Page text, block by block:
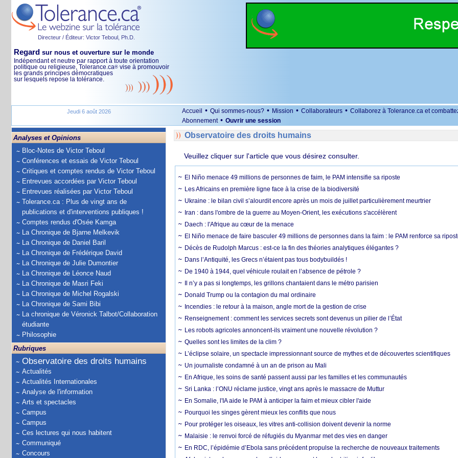
Directeur / Éditeur: Victor Teboul, Ph.D.
Regard sur nous et ouverture sur le monde
Indépendant et neutre par rapport à toute orientation
politique ou religieuse, Tolerance.ca® vise à promouvoir
les grands principes démocratiques
sur lesquels repose la tolérance.
Jeudi 6 août 2026 Accueil • Qui sommes-nous? • Mission • Collaborateurs • Collaborez à Tolerance.ca et
Abonnement • Ouvrir une session
Analyses et Opinions
Bloc-Notes de Victor Teboul
Conférences et essais de Victor Teboul
Critiques et comptes rendus de Victor Teboul
Entrevues accordées par Victor Teboul
Entrevues réalisées par Victor Teboul
Tolerance.ca : Plus de vingt ans de
publications et d'interventions publiques !
Comptes rendus d'Osée Kamga
La Chronique de Bjarne Melkevik
La Chronique de Daniel Baril
La Chronique de Frédérique David
La Chronique de Julie Dumontier
La Chronique de Léonce Naud
La Chronique de Masri Feki
La Chronique de Michel Rogalski
La Chronique de Sami Bibi
La chronique de Véronick Talbot/Collaboration
étudiante
Philosophie
Rubriques
Observatoire des droits humains
Actualités
Actualités Internationales
Analyse de l'information
Arts et spectacles
Campus
Campus
Ces lectures qui nous habitent
Communiqué
Concours
Observatoire des droits humains
Veuillez cliquer sur l'article que vous désirez consulter.
El Niño menace 49 millions de personnes de faim, le PAM intensifie sa riposte
Les Africains en première ligne face à la crise de la biodiversité
Ukraine : le bilan civil s’alourdit encore après un mois de juillet particulièrement meurtrier
Iran : dans l'ombre de la guerre au Moyen-Orient, les exécutions s'accélèrent
Daech : l'Afrique au cœur de la menace
El Niño menace de faire basculer 49 millions de personnes dans la faim : le PAM renforce sa
Décès de Rudolph Marcus : est-ce la fin des théories analytiques élégantes ?
Dans l’Antiquité, les Grecs n’étaient pas tous bodybuildés !
De 1940 à 1944, quel véhicule roulait en l’absence de pétrole ?
Il n’y a pas si longtemps, les grillons chantaient dans le métro parisien
Donald Trump ou la contagion du mal ordinaire
Incendies : le retour à la maison, angle mort de la gestion de crise
Renseignement : comment les services secrets sont devenus un pilier de l’État
Les robots agricoles annoncent-ils vraiment une nouvelle révolution ?
Quelles sont les limites de la clim ?
L’éclipse solaire, un spectacle impressionnant source de mythes et de découvertes scientifiques
Un journaliste condamné à un an de prison au Mali
En Afrique, les soins de santé passent aussi par les familles et les communautés
Sri Lanka : l’ONU réclame justice, vingt ans après le massacre de Muttur
En Somalie, l'IA aide le PAM à anticiper la faim et mieux cibler l'aide
Pourquoi les singes gèrent mieux les conflits que nous
Pour protéger les oiseaux, les vitres anti-collision doivent devenir la norme
Malaisie : le renvoi forcé de réfugiés du Myanmar met des vies en danger
En RDC, l’épidémie d’Ebola sans précédent propulse la recherche de nouveaux traitements